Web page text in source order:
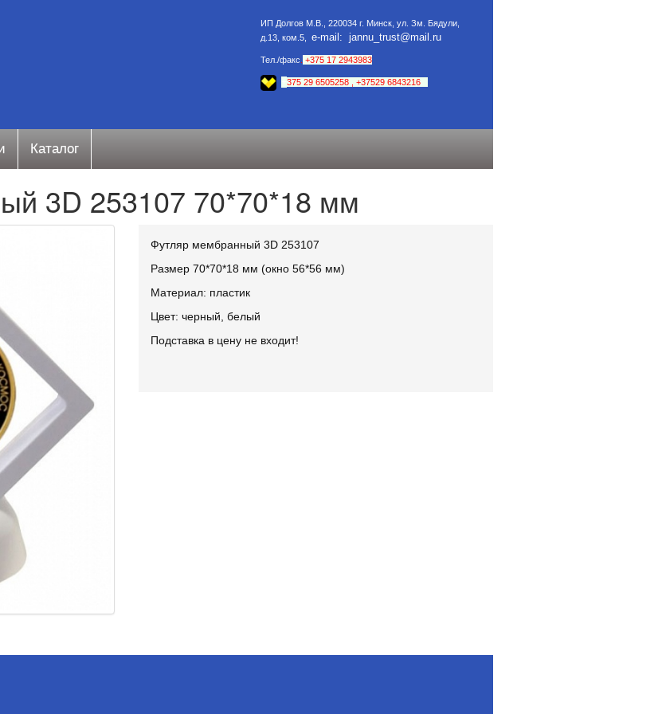
ИП Долгов М.В., 220034 г. Минск, ул. Зм. Бядули,
д.13, ком.5,е-mail: jannu_trust@mail.ru
Тел./факс +375 17 2943983
+375 29 6505258 ,+37529 6843216
Каталог
3D 253107 70*70*18 мм
Футляр мембранный 3D 253107
Размер 70*70*18 мм (окно 56*56 мм)
Материал: пластик
Цвет: черный, белый
Подставка в цену не входит!